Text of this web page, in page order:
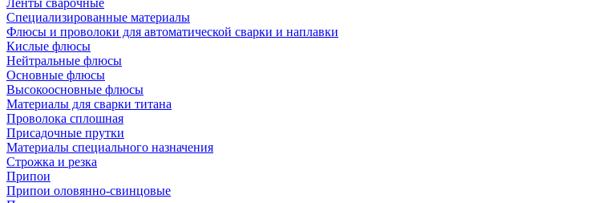
Ленты сварочные
Специализированные материалы
Флюсы и проволоки для автоматической сварки и наплавки
Кислые флюсы
Нейтральные флюсы
Основные флюсы
Высокоосновные флюсы
Материалы для сварки титана
Проволока сплошная
Присадочные прутки
Материалы специального назначения
Строжка и резка
Припои
Припои оловянно-свинцовые